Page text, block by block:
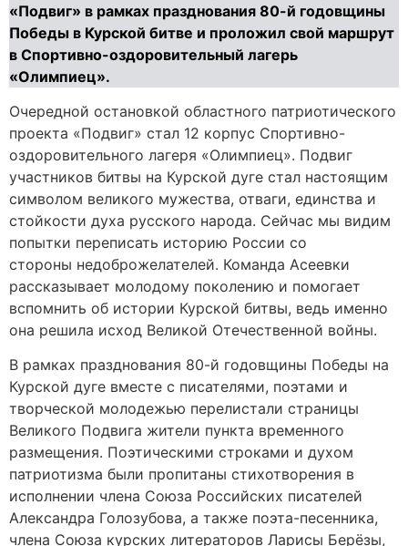
«Подвиг» в рамках празднования 80-й годовщины
Победы в Курской битве и проложил свой маршрут
в Спортивно-оздоровительный лагерь
«Олимпиец».
Очередной остановкой областного патриотического
проекта «Подвиг» стал 12 корпус Спортивно-
оздоровительного лагеря «Олимпиец». Подвиг
участников битвы на Курской дуге стал настоящим
символом великого мужества, отваги, единства и
стойкости духа русского народа. Сейчас мы видим
попытки переписать историю России со
стороны недоброжелателей. Команда Асеевки
рассказывает молодому поколению и помогает
вспомнить об истории Курской битвы, ведь именно
она решила исход Великой Отечественной войны.
В рамках празднования 80-й годовщины Победы на
Курской дуге вместе с писателями, поэтами и
творческой молодежью перелистали страницы
Великого Подвига жители пункта временного
размещения. Поэтическими строками и духом
патриотизма были пропитаны стихотворения в
исполнении члена Союза Российских писателей
Александра Голозубова, а также поэта-песенника,
члена Союза курских литераторов Ларисы Берёзы,